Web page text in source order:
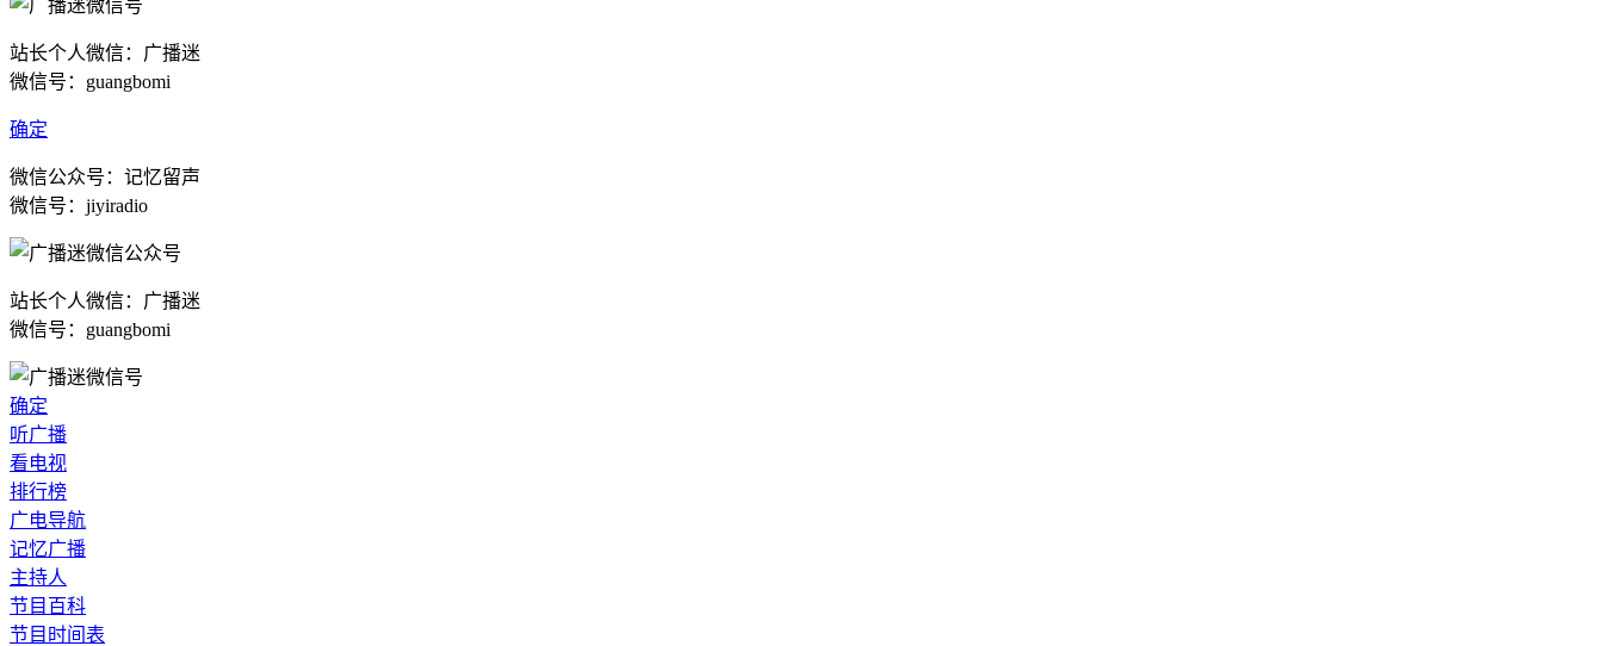
站长个人微信：广播迷
微信号：guangbomi
确定
微信公众号：记忆留声
微信号：jiyiradio
站长个人微信：广播迷
微信号：guangbomi
确定
听广播
看电视
排行榜
广电导航
记忆广播
主持人
节目百科
节目时间表